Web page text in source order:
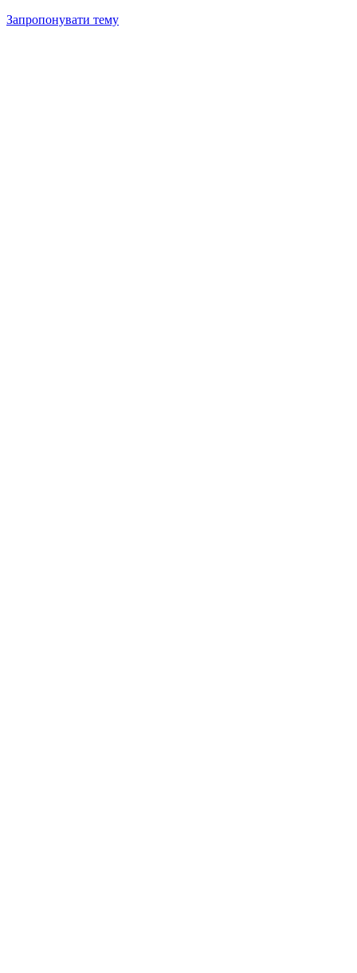
Запропонувати тему